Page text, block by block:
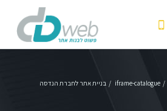
/
iframe-catalogue
/ בניית אתר לחברת הנדסה